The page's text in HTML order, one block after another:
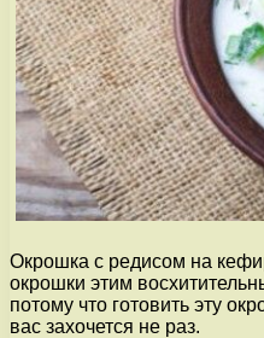
Окрошка с редисом на
окрошки этим
потому что готовить эту
вас захочется не раз.